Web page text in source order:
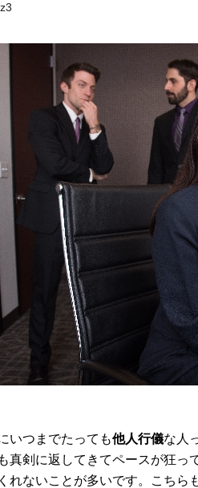
いつまでたっても他人行儀な人
真剣に返してきてペースが狂
れないことが多いです。こち